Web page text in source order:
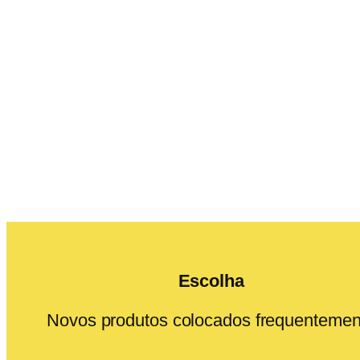
Escolha
Novos produtos colocados